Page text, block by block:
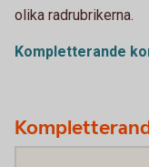
olika radrubrikerna.
Kompletterande